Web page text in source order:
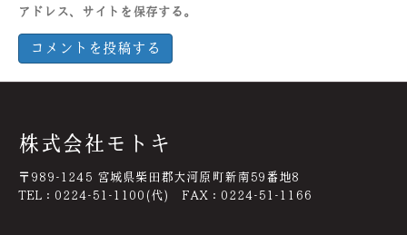
アドレス、サイトを保存する。
株式会社モトキ
〒989-1245 宮城県柴田郡大河原町新南59番地8
TEL：0224-51-1100(代) FAX：0224-51-1166